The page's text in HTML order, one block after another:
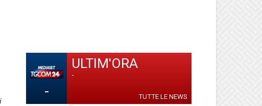
-
ULTIM'ORA
-
TUTTE LE NEWS